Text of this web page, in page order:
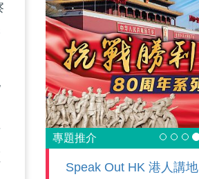
專題推介
Speak Out HK 港人講地